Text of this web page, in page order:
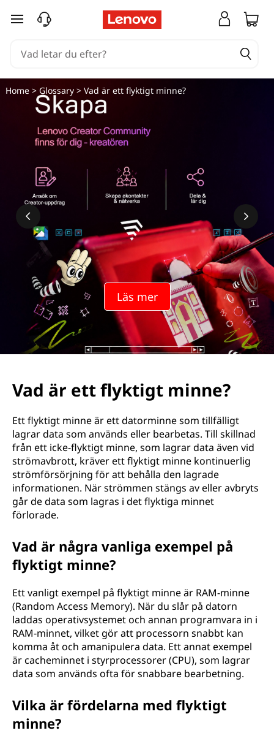
hoppa vidare till huvudinnehållet
Läs mer
Home> Glossary> Vad är ett flyktigt minne?
Vad är ett flyktigt minne?
Ett flyktigt minne är ett datorminne som tillfälligt
lagrar data som används eller bearbetas. Till skillnad
från ett icke-flyktigt minne, som lagrar data även vid
strömavbrott, kräver ett flyktigt minne kontinuerlig
strömförsörjning för att behålla den lagrade
informationen. När strömmen stängs av eller avbryts
går de data som lagras i det flyktiga minnet
förlorade.
Vad är några vanliga exempel på
flyktigt minne?
Ett vanligt exempel på flyktigt minne är RAM-minne
(Random Access Memory). När du slår på datorn
laddas operativsystemet och annan programvara in i
RAM-minnet, vilket gör att processorn snabbt kan
komma åt och amanipulera data. Ett annat exempel
är cacheminnet i styrprocessorer (CPU), som lagrar
data som används ofta för snabbare bearbetning.
Vilka är fördelarna med flyktigt
minne?